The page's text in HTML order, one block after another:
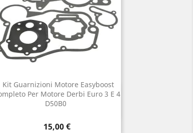
Kit Guarnizioni Motore Easyboost
Per Motore Derbi Euro 3 E 4
D50B0
Prezzo
15,00 €
Anteprima